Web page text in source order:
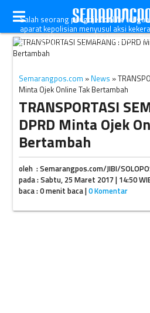
Salah seorang pengojek online
aparat kepolisian menyusul aksi
pengojek konvensional di kawasan
Rabu (22/3/2017). (JIBI/
Semarangpos.com » News »
Minta Ojek Online Tak Bertambah
TRANSPORTASI
DPRD Minta Ojek
Bertambah
oleh : Semarangpos.com/JIBI/
pada : Sabtu, 25 Maret 2017 | 14:50
baca : 0 menit baca |0 Komentar